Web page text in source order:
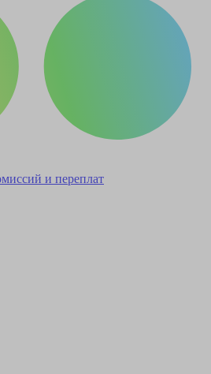
и переплат